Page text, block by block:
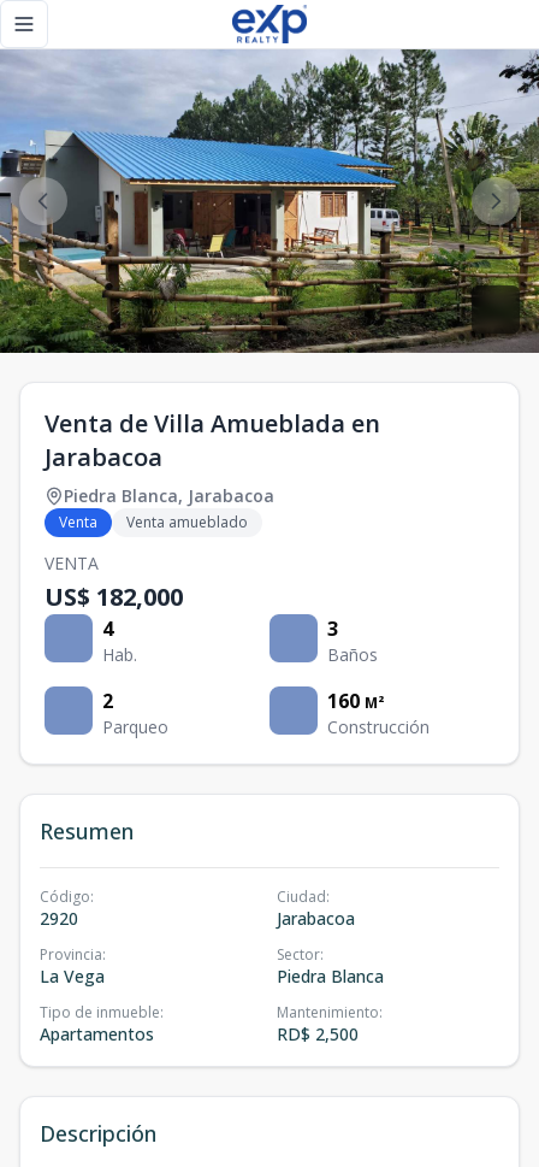
Toggle navigation menu
Venta de Villa Amueblada en
Jarabacoa
Piedra Blanca, Jarabacoa
Venta Venta amueblado
VENTA
US$ 182,000
4
Hab.
3
Baños
2
Parqueo
160 M²
Construcción
Resumen
Código:
2920
Ciudad:
Jarabacoa
Provincia:
La Vega
Sector:
Piedra Blanca
Tipo de inmueble:
Apartamentos
Mantenimiento:
RD$ 2,500
Descripción
Venta de Villa Amueblada en Jarabacoa - eXp Realty